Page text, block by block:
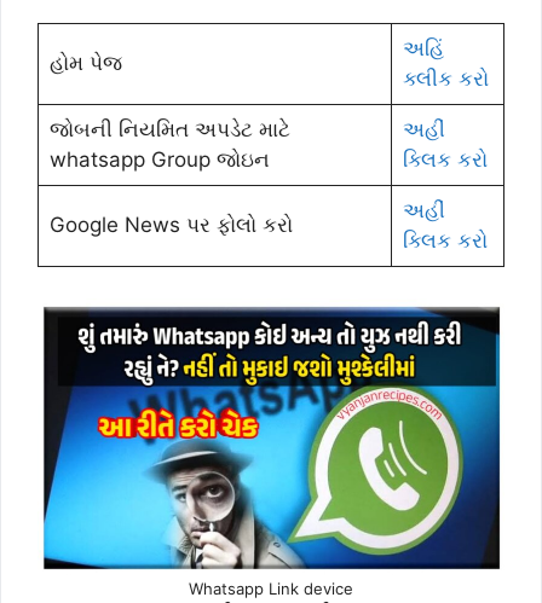
હોમ પેજ
અહિં
ક્લીક કરો
જોબની નિયમિત અપડેટ માટે
whatsapp Group જોઇન
અહીં
ક્લિક કરો
Google News પર ફોલો કરો
અહીં
ક્લિક કરો
Whatsapp Link device